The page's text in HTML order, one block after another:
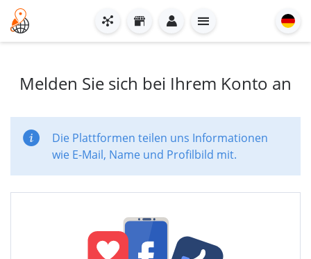
Melden Sie sich bei Ihrem Konto an
Die Plattformen teilen uns Informationen
wie E-Mail, Name und Profilbild mit.